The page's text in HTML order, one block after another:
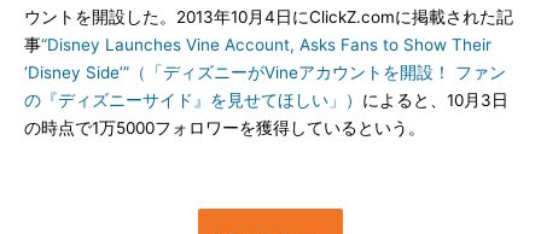
ウントを開設した。2013年10月4日にClickZ.comに掲載された記
事“Disney Launches Vine Account, Asks Fans to Show Their
‘Disney Side’”（「ディズニーがVineアカウントを開設！ ファン
の『ディズニーサイド』を見せてほしい」） によると、10月3日
の時点で1万5000フォロワーを獲得しているという。